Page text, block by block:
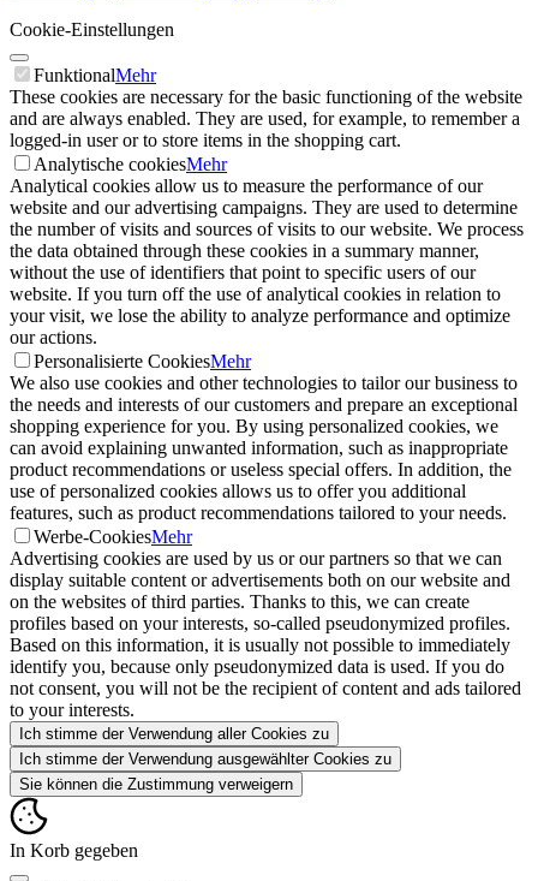
Cookie-Einstellungen
FunktionalMehr
These cookies are necessary for the basic functioning of the website
and are always enabled. They are used, for example, to remember a
logged-in user or to store items in the shopping cart.
Analytische cookiesMehr
Analytical cookies allow us to measure the performance of our
website and our advertising campaigns. They are used to determine
the number of visits and sources of visits to our website. We process
the data obtained through these cookies in a summary manner,
without the use of identifiers that point to specific users of our
website. If you turn off the use of analytical cookies in relation to
your visit, we lose the ability to analyze performance and optimize
our actions.
Personalisierte CookiesMehr
We also use cookies and other technologies to tailor our business to
the needs and interests of our customers and prepare an exceptional
shopping experience for you. By using personalized cookies, we
can avoid explaining unwanted information, such as inappropriate
product recommendations or useless special offers. In addition, the
use of personalized cookies allows us to offer you additional
features, such as product recommendations tailored to your needs.
Werbe-CookiesMehr
Advertising cookies are used by us or our partners so that we can
display suitable content or advertisements both on our website and
on the websites of third parties. Thanks to this, we can create
profiles based on your interests, so-called pseudonymized profiles.
Based on this information, it is usually not possible to immediately
identify you, because only pseudonymized data is used. If you do
not consent, you will not be the recipient of content and ads tailored
to your interests.
Ich stimme der Verwendung aller Cookies zu
Ich stimme der Verwendung ausgewählter Cookies zu
Sie können die Zustimmung verweigern
In Korb gegeben